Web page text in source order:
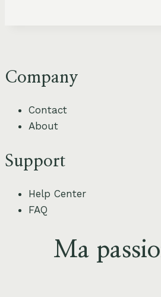
théâtrale
Company
Contact
About
Support
Help Center
FAQ
Ma